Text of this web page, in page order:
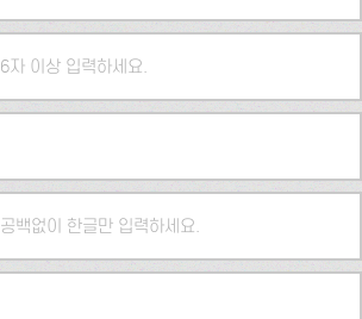
6자 이상 입력하세요.
공백없이 한글만 입력하세요.